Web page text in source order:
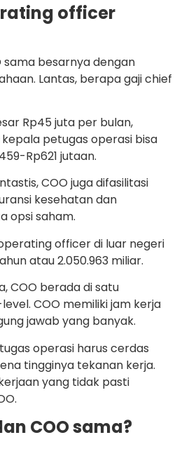
officer
sama besarnya dengan
Lantas, berapa gaji chief
Rp45 juta per bulan,
petugas operasi bisa
Rp621 jutaan.
COO juga difasilitasi
kesehatan dan
opsi saham.
officer di luar negeri
atau 2.050.963 miliar.
COO berada di satu
COO memiliki jam kerja
jawab yang banyak.
operasi harus cerdas
tingginya tekanan kerja.
yang tidak pasti
COO sama?